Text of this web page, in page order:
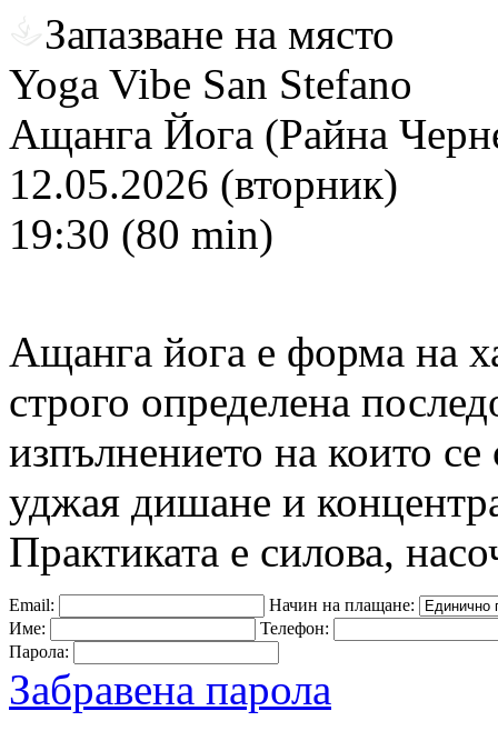
Запазване на място
Yoga Vibe San Stefano
Ащанга Йога (Райна
12.05.2026 (вторник)
19:30 (80 min)
Ащанга йога е форма на
строго определена
изпълнението на които
уджая дишане и
Практиката е силова,
Email:
Начин на плащане:
Име:
Телефон:
Парола:
Забравена парола